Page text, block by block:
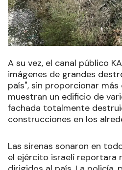
A su vez, el canal público
imágenes de grandes
país", sin proporcionar más
muestran un edificio de
fachada totalmente
construcciones en los
Las sirenas sonaron en
el ejército israelí reportara